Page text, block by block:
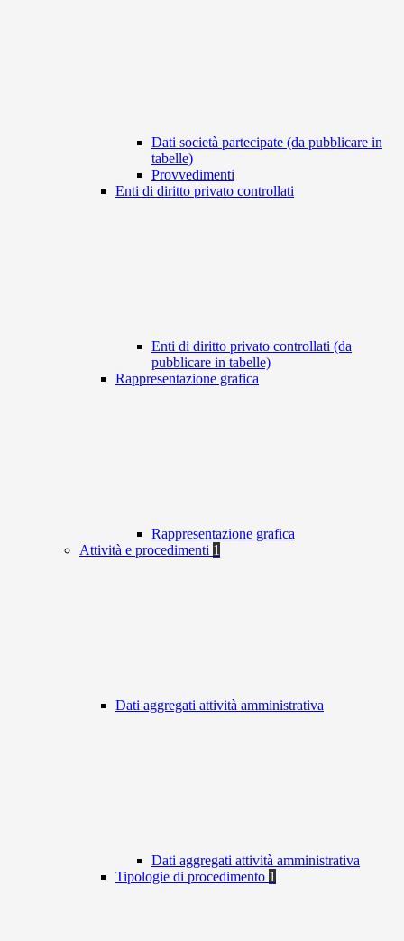
Dati società partecipate (da pubblicare in
tabelle)
Provvedimenti
Enti di diritto privato controllati
Enti di diritto privato controllati (da
pubblicare in tabelle)
Rappresentazione grafica
Rappresentazione grafica
Attività e procedimenti 1
Dati aggregati attività amministrativa
Dati aggregati attività amministrativa
Tipologie di procedimento 1